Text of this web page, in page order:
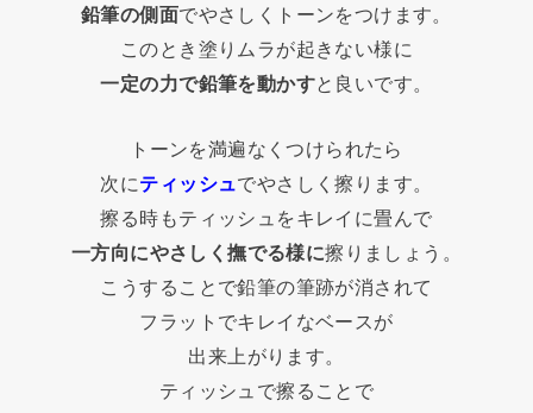
鉛筆の側面でやさしくトーンをつけます。
このとき塗りムラが起きない様に
一定の力で鉛筆を動かすと良いです。
トーンを満遍なくつけられたら
次にティッシュでやさしく擦ります。
擦る時もティッシュをキレイに畳んで
一方向にやさしく撫でる様に擦りましょう。
こうすることで鉛筆の筆跡が消されて
フラットでキレイなベースが
出来上がります。
ティッシュで擦ることで